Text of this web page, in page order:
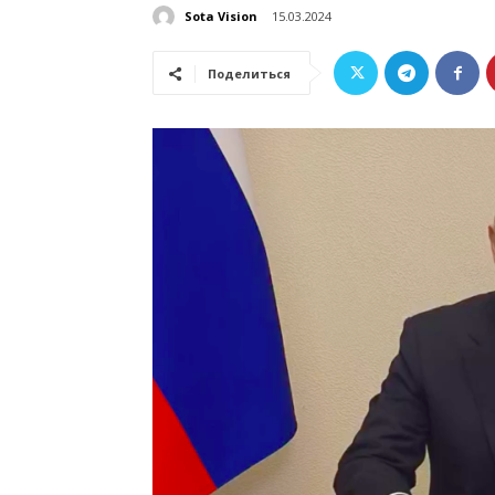
Sota Vision 15.03.2024
Поделиться